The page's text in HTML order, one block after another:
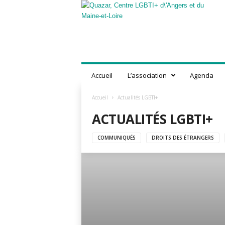
Q
u
G
Accueil L’association Agenda
Accueil Actualités LGBTI+
ACTUALITÉS LGBTI+
COMMUNIQUÉS DROITS DES ÉTRANGERS